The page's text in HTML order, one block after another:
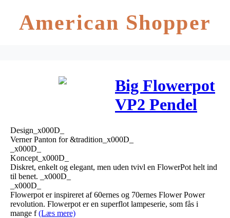
American Shopper
Big Flowerpot
VP2 Pendel
&tradition
Design_x000D_
Verner Panton for &tradition_x000D_
_x000D_
Koncept_x000D_
Diskret, enkelt og elegant, men uden tvivl en FlowerPot helt ind
til benet. _x000D_
_x000D_
Flowerpot er inspireret af 60ernes og 70ernes Flower Power
revolution. Flowerpot er en superflot lampeserie, som fås i
mange f(Læs mere)